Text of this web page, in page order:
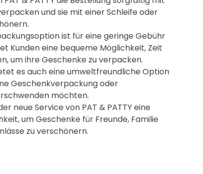
und sie mit einer Schleife oder
ist für eine geringe Gebühr
Kunden eine bequeme Möglichkeit, Zeit
um ihre Geschenke zu verpacken.
es auch eine umweltfreundliche Option
Geschenkverpackung oder
möchten.
neue Service von PAT & PATTY eine
um Geschenke für Freunde, Familie
zu verschönern.